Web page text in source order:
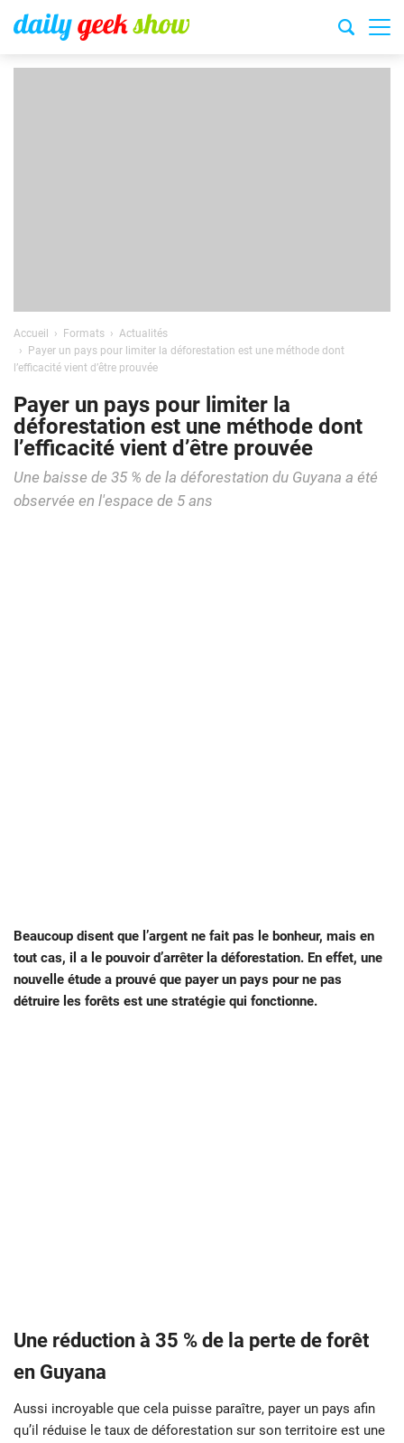
Accueil Formats
Actualités
Payer un pays pour limiter la déforestation est une méthode dont
l’efficacité vient d’être prouvée
Payer un pays pour limiter la
déforestation est une méthode dont
l’efficacité vient d’être prouvée
Une baisse de 35 % de la déforestation du Guyana a été
observée en l'espace de 5 ans
Beaucoup disent que l’argent ne fait pas le bonheur, mais en
tout cas, il a le pouvoir d’arrêter la déforestation. En effet, une
nouvelle étude a prouvé que payer un pays pour ne pas
détruire les forêts est une stratégie qui fonctionne.
Une réduction à 35 % de la perte de forêt
en Guyana
Aussi incroyable que cela puisse paraître, payer un pays afin
qu’il réduise le taux de déforestation sur son territoire est une